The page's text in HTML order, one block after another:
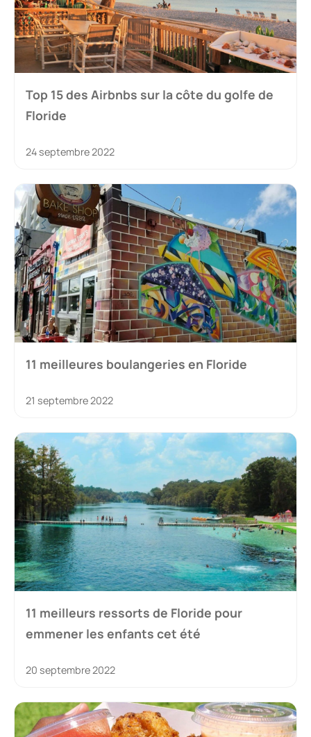
Top 15 des Airbnbs sur la côte du golfe de
Floride
24 septembre 2022
11 meilleures boulangeries en Floride
21 septembre 2022
11 meilleurs ressorts de Floride pour
emmener les enfants cet été
20 septembre 2022